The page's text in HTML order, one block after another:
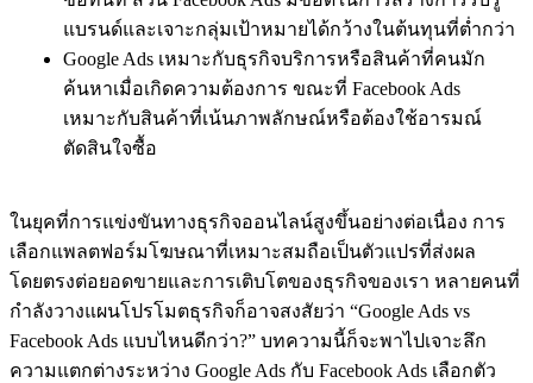
แบรนด์และเจาะกลุ่มเป้าหมายได้กว้างในต้นทุนที่ต่ำกว่า
Google Ads เหมาะกับธุรกิจบริการหรือสินค้าที่คนมัก
ค้นหาเมื่อเกิดความต้องการ ขณะที่ Facebook Ads
เหมาะกับสินค้าที่เน้นภาพลักษณ์หรือต้องใช้อารมณ์
ตัดสินใจซื้อ
ในยุคที่การแข่งขันทางธุรกิจออนไลน์สูงขึ้นอย่างต่อเนื่อง การ
เลือกแพลตฟอร์มโฆษณาที่เหมาะสมถือเป็นตัวแปรที่ส่งผล
โดยตรงต่อยอดขายและการเติบโตของธุรกิจของเรา หลายคนที่
กำลังวางแผนโปรโมตธุรกิจก็อาจสงสัยว่า “Google Ads vs
Facebook Ads แบบไหนดีกว่า?” บทความนี้ก็จะพาไปเจาะลึก
ความแตกต่างระหว่าง Google Ads กับ Facebook Ads เลือกตัว